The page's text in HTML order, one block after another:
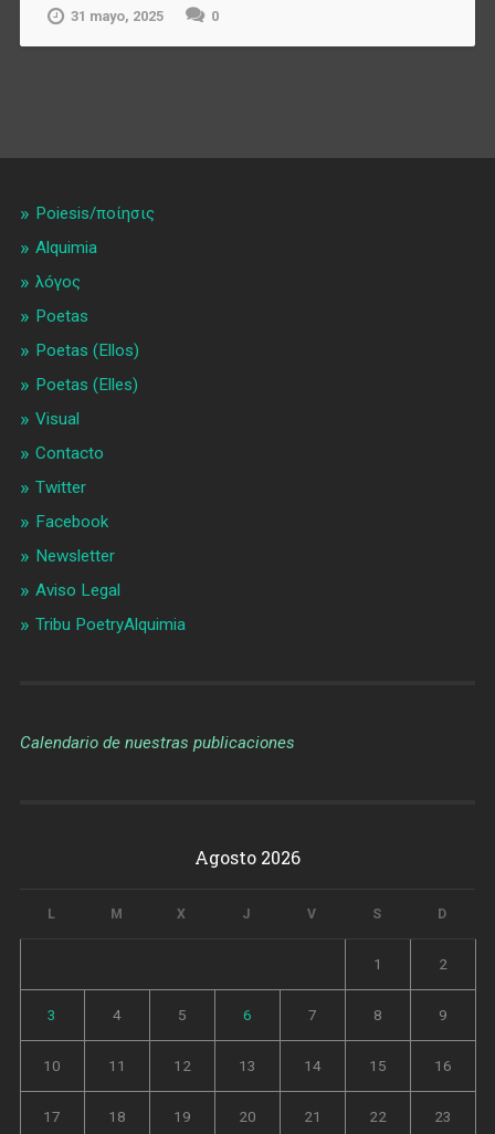
31 mayo, 2025 0
Poiesis/ποίησις
Alquimia
λóγος
Poetas
Poetas (Ellos)
Poetas (Elles)
Visual
Contacto
Twitter
Facebook
Newsletter
Aviso Legal
Tribu PoetryAlquimia
Calendario de nuestras publicaciones
Agosto 2026
L M X J V S D
1 2
3 4 5 6 7 8 9
10 11 12 13 14 15 16
17 18 19 20 21 22 23